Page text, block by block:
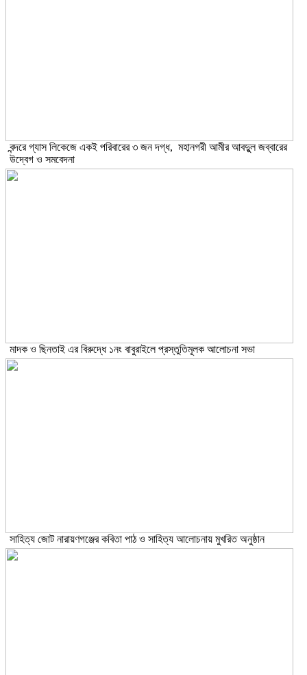
বন্দরে গ্যাস লিকেজে একই পরিবারের ৩ জন দগ্ধ, মহানগরী আমীর আবদুুল জব্বারের
উদ্বেগ ও সমবেদনা
মাদক ও ছিনতাই এর বিরুদ্ধে ১নং বাবুরাইলে প্রস্তুতিমূলক আলোচনা সভা
সাহিত্য জোট নারায়ণগঞ্জের কবিতা পাঠ ও সাহিত্য আলোচনায় মুখরিত অনুষ্ঠান